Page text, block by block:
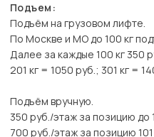
Подъем:
Подъём на грузовом лифте.
По Москве и МО до 100 кг
Далее за каждые 100 кг 350
201 кг = 1050 руб.; 301 кг =
Подъём вручную.
350 руб./этаж за позицию до
700 руб./этаж за позицию 101